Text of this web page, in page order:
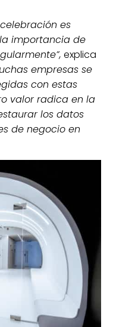
es
importancia de
explica
empresas se
con estas
valor radica en la
los datos
de negocio en